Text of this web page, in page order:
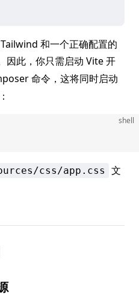
和一个正确配置的
因此，你只需启动 Vite 开
命令，这将同时启动
shell
css/app.css
文